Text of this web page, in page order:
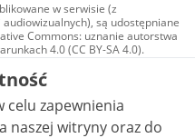
w serwisie (z
audiowizualnych), są udostępniane
Commons: uznanie autorstwa
4.0 (CC BY-SA 4.0).
w tym zdjęcia, materiały
na licencji typu
uznanie autorstwa użycie
zależnych 4.0 (CC BY-
jest to stwierdzone inaczej.
celu zapewnienia
naszej witryny oraz do